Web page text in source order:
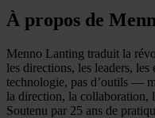
À propos de
Menno Lanting traduit la
les directions, les leaders, les
technologie, pas d’outils —
la direction, la collaboration,
Soutenu par 25 ans de